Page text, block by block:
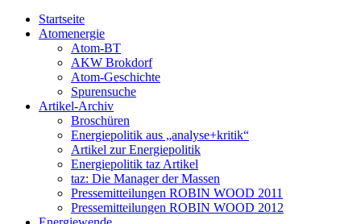
Startseite
Atomenergie
Atom-BT
AKW Brokdorf
Atom-Geschichte
Spurensuche
Artikel-Archiv
Broschüren
Energiepolitik aus „analyse+kritik“
Artikel zur Energiepolitik
Energiepolitik taz Artikel
taz: Die Manager der Massen
Pressemitteilungen ROBIN WOOD 2011
Pressemitteilungen ROBIN WOOD 2012